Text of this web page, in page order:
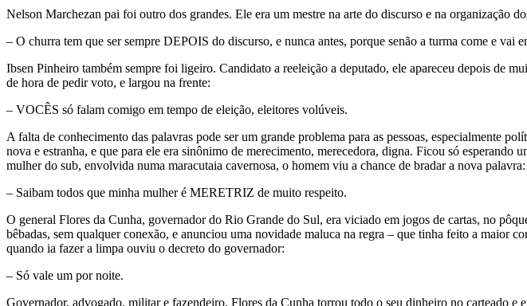
Nelson Marchezan pai foi outro dos grandes. Ele era um mestre na arte do discurso e na organização
– O churra tem que ser sempre DEPOIS do discurso, e nunca antes, porque senão a turma come e vai
Ibsen Pinheiro também sempre foi ligeiro. Candidato a reeleição a deputado, ele apareceu depois de
de hora de pedir voto, e largou na frente:
– VOCÊS só falam comigo em tempo de eleição, eleitores volúveis.
A falta de conhecimento das palavras pode ser um grande problema para as pessoas, especialmente
nova e estranha, e que para ele era sinônimo de merecimento, merecedora, digna. Ficou só
mulher do sub, envolvida numa maracutaia cavernosa, o homem viu a chance de bradar a nova palavra:
– Saibam todos que minha mulher é MERETRIZ de muito respeito.
O general Flores da Cunha, governador do Rio Grande do Sul, era viciado em jogos de cartas, no
bêbadas, sem qualquer conexão, e anunciou uma novidade maluca na regra – que tinha feito a maior
quando ia fazer a limpa ouviu o decreto do governador:
– Só vale um por noite.
Governador, advogado, militar e fazendeiro, Flores da Cunha torrou todo o seu dinheiro no carteado